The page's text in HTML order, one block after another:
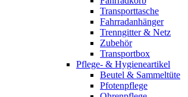
Transporttasche
Fahrradanhänger
Trenngitter & Netz
Zubehör
Transportbox
Pflege- & Hygieneartikel
Beutel & Sammeltüte
Pfotenpflege